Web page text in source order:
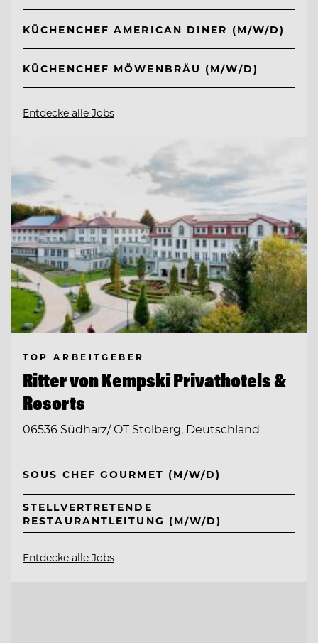
KÜCHENCHEF AMERICAN DINER (M/W/D)
KÜCHENCHEF MÖWENBRÄU (M/W/D)
Entdecke alle Jobs
TOP ARBEITGEBER
Ritter von Kempski Privathotels &
Resorts
06536 Südharz/ OT Stolberg, Deutschland
SOUS CHEF GOURMET (M/W/D)
STELLVERTRETENDE
RESTAURANTLEITUNG (M/W/D)
Entdecke alle Jobs